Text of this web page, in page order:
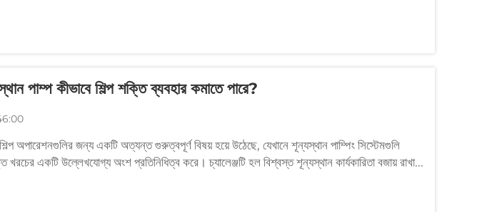
পাম্প কীভাবে শিল্প শক্তি ব্যবহার কমাতে পারে?
শিল্প অপারেশনগুলির জন্য একটি অত্যন্ত গুরুত্বপূর্ণ বিষয় হয়ে উঠেছে, যেখানে শূন্যস্থান পাম্পিং সিস্টেমগুলি
একটি উল্লেখযোগ্য অংশ প্রতিনিধিত্ব করে। চ্যালেঞ্জটি হল বিশ্বস্ত শূন্যস্থান কার্যকারিতা বজায় রাখা...